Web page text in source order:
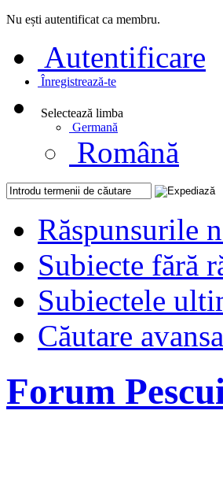
Nu ești autentificat ca membru.
Autentificare
Înregistrează-te
Selectează limba
Germană
Română
Răspunsurile
Subiecte fără
Subiectele
Căutare
Forum